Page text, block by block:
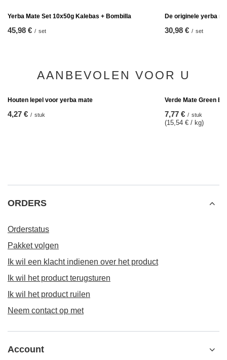
Yerba Mate Set 10x50g Kalebas + Bombilla
De originele yerba
30,98 € / set
4,27 € / stuk
ORDERS
Ik wil een klacht indienen over het product